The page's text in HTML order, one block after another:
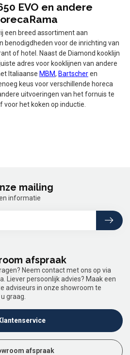
EVO en andere
een breed assortiment aan
benodigdheden voor de inrichting van
of hotel. Naast de Diamond kooklijn
adres voor kooklijnen van andere
Italiaanse MBM, Bartscheren
keus voor verschillende horeca
uitvoeringen van het fornuis te
voor het koken op inductie.
afspraak
Neem contact met ons op via
Liever persoonlijk advies? Maak een
adviseurs in onze showroom te
graag.
afspraak
mailing
informatie